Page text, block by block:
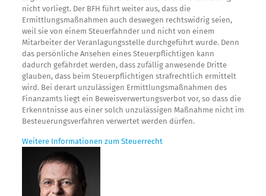
nicht vorliegt. Der BFH führt weiter aus, dass die
Ermittlungsmaßnahmen auch deswegen rechtswidrig seien,
weil sie von einem Steuerfahnder und nicht von einem
Mitarbeiter der Veranlagungsstelle durchgeführt wurde. Denn
das persönliche Ansehen eines Steuerpflichtigen kann
dadurch gefährdet werden, dass zufällig anwesende Dritte
glauben, dass beim Steuerpflichtigen strafrechtlich ermittelt
wird. Bei derart unzulässigen Ermittlungsmaßnahmen des
Finanzamts liegt ein Beweisverwertungsverbot vor, so dass die
Erkenntnisse aus einer solch unzulässigen Maßnahme nicht im
Besteuerungsverfahren verwertet werden dürfen.
Weitere Informationen zum Steuerrecht